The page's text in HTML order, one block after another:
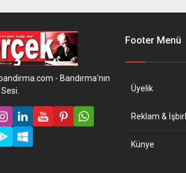
- Bandırma'nın
Footer Menü
Üyelik
Reklam &
Künye